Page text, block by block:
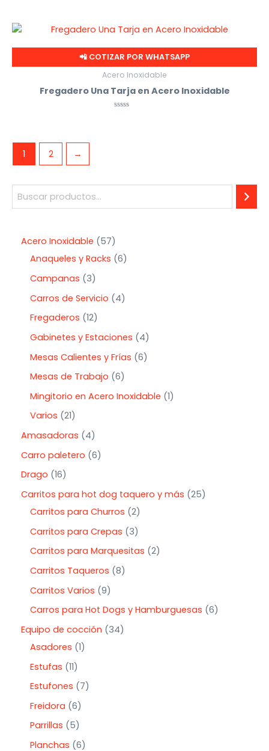
Acero Inoxidable
57
Anaqueles y Racks 6
Campanas
3
Carros de Servicio
4
Fregaderos 12
Gabinetes y Estaciones
4
Mesas Calientes y Frías 6
Mesas de Trabajo 6
Mingitorio en Acero Inoxidable 1
Varios 21
Amasadoras
4
Carro paletero 6
Drago 16
Carritos para hot dog taquero y más 25
Carritos para Churros 2
Carritos para Crepas
3
Carritos para Marquesitas 2
Carritos Taqueros 8
Carritos Varios 9
Carros para Hot Dogs y Hamburguesas 6
Equipo de cocción
34
Asadores 1
Estufas 11
Estufones
7
Freidora 6
Parrillas
5
Planchas 6
de
5
📲 COTIZAR POR WHATSAPP
Acero Inoxidable
Fregadero Una Tarja en Acero Inoxidable
1 2 →